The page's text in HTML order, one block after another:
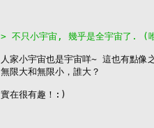
> 不只小宇宙, 幾乎是全宇宙了. (
人家小宇宙也是宇宙咩~ 這也有點
無限大和無限小，誰大？
實在很有趣！:)